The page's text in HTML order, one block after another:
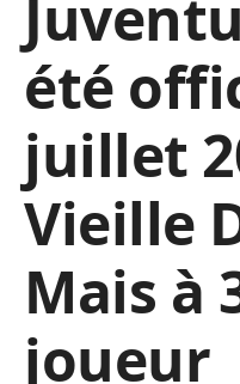
été
juillet
Vieille
Mais à
joueur